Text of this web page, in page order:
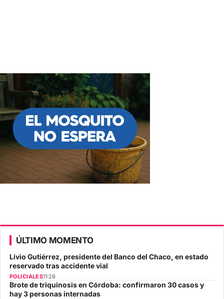
ÚLTIMO MOMENTO
Livio Gutiérrez, presidente del Banco del Chaco, en estado
reservado tras accidente vial
POLICIALES11:28
Brote de triquinosis en Córdoba: confirmaron 30 casos y
hay 3 personas internadas